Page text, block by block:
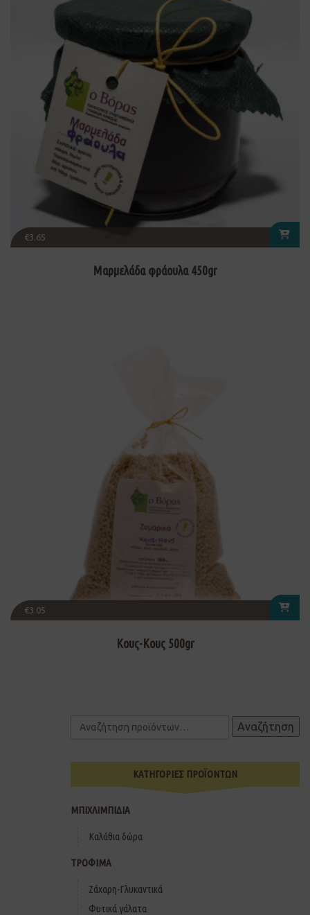
€3.65
Μαρμελάδα φράουλα 450gr
€3.05
Κους-Κους 500gr
Αναζήτηση
ΚΑΤΗΓΟΡΙΕΣ ΠΡΟΪΟΝΤΩΝ
ΜΠΙΧΛΙΜΠΙΔΙΑ
Καλάθια δώρα
ΤΡΟΦΙΜΑ
Ζάχαρη-Γλυκαντικά
Φυτικά γάλατα